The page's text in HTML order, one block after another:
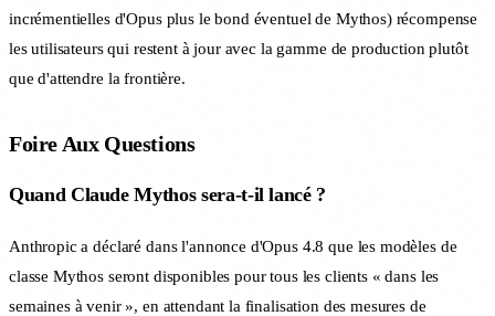
incrémentielles d'Opus plus le bond éventuel de Mythos) récompense
les utilisateurs qui restent à jour avec la gamme de production plutôt
que d'attendre la frontière.
Foire Aux Questions
Quand Claude Mythos sera-t-il lancé ?
Anthropic a déclaré dans l'annonce d'Opus 4.8 que les modèles de
classe Mythos seront disponibles pour tous les clients « dans les
semaines à venir », en attendant la finalisation des mesures de